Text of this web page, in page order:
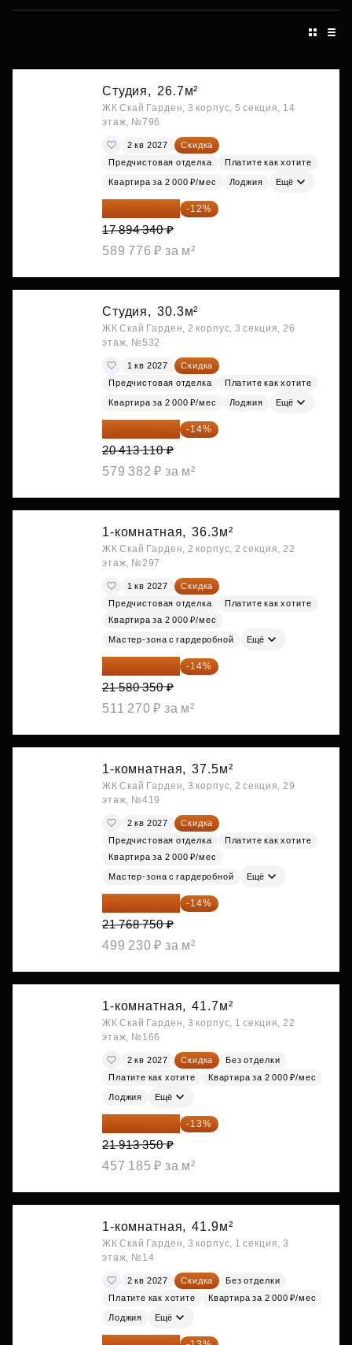
Студия, 26.7м²
ЖК Скай Гарден, 3 корпус, 5 секция, 14
этаж, №796
2 кв 2027
Скидка
Предчистовая отделка
Платите как хотите
Квартира за 2 000 ₽/мес Лоджия Ещё
15 747 019 ₽ -12%
17 894 340 ₽
589 776 ₽ за м²
Студия, 30.3м²
ЖК Скай Гарден, 2 корпус, 3 секция, 26
этаж, №532
1 кв 2027
Скидка
Предчистовая отделка
Платите как хотите
Квартира за 2 000 ₽/мес Лоджия Ещё
17 555 275 ₽ -14%
20 413 110 ₽
579 382 ₽ за м²
1-комнатная, 36.3м²
ЖК Скай Гарден, 2 корпус, 2 секция, 22
этаж, №297
1 кв 2027
Скидка
Предчистовая отделка
Платите как хотите
Квартира за 2 000 ₽/мес
Мастер-зона с гардеробной Ещё
18 559 101 ₽ -14%
21 580 350 ₽
511 270 ₽ за м²
1-комнатная, 37.5м²
ЖК Скай Гарден, 3 корпус, 2 секция, 29
этаж, №419
2 кв 2027
Скидка
Предчистовая отделка
Платите как хотите
Квартира за 2 000 ₽/мес
Мастер-зона с гардеробной Ещё
18 721 125 ₽ -14%
21 768 750 ₽
499 230 ₽ за м²
1-комнатная, 41.7м²
ЖК Скай Гарден, 3 корпус, 1 секция, 22
этаж, №166
2 кв 2027 Скидка
Без отделки
Платите как хотите
Квартира за 2 000 ₽/мес
Лоджия Ещё
19 064 615 ₽ -13%
21 913 350 ₽
457 185 ₽ за м²
1-комнатная, 41.9м²
ЖК Скай Гарден, 3 корпус, 1 секция, 3
этаж, №14
2 кв 2027 Скидка
Без отделки
Платите как хотите
Квартира за 2 000 ₽/мес
Лоджия Ещё